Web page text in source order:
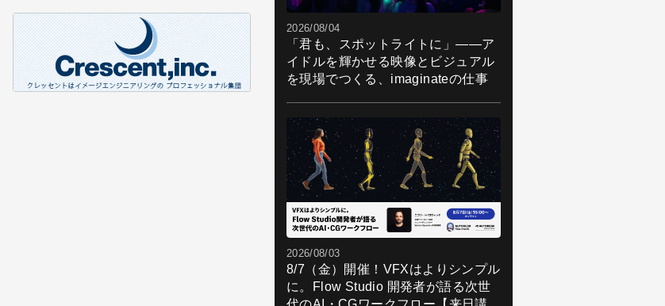
2026/08/04
「君も、スポットライトに」――ア
イドルを輝かせる映像とビジュアル
を現場でつくる、imaginateの仕事
2026/08/03
8/7（金）開催！VFXはよりシンプル
に。Flow Studio 開発者が語る次世